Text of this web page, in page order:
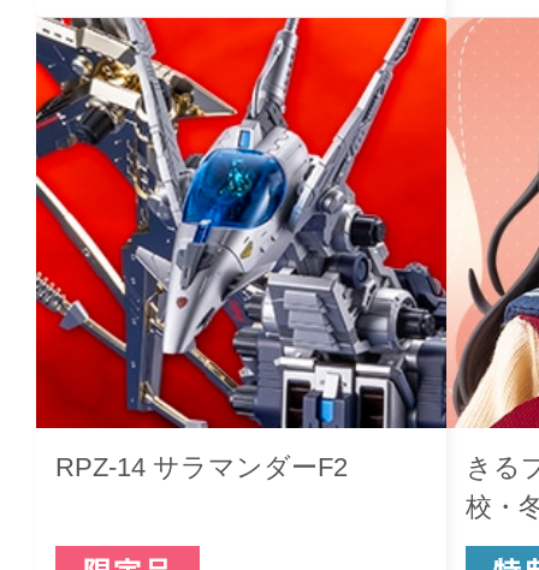
RPZ-14 サラマンダーF2
きる
校・